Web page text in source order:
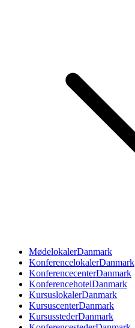
MødelokalerDanmark
KonferencelokalerDanmark
KonferencecenterDanmark
KonferencehotelDanmark
KursuslokalerDanmark
KursuscenterDanmark
KursusstederDanmark